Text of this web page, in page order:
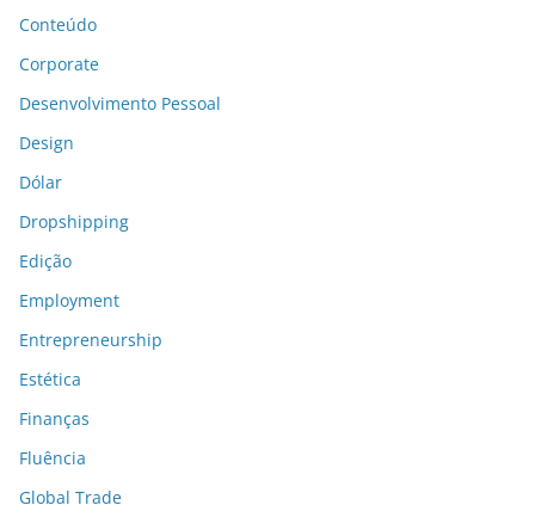
Conteúdo
Corporate
Desenvolvimento Pessoal
Design
Dólar
Dropshipping
Edição
Employment
Entrepreneurship
Estética
Finanças
Fluência
Global Trade